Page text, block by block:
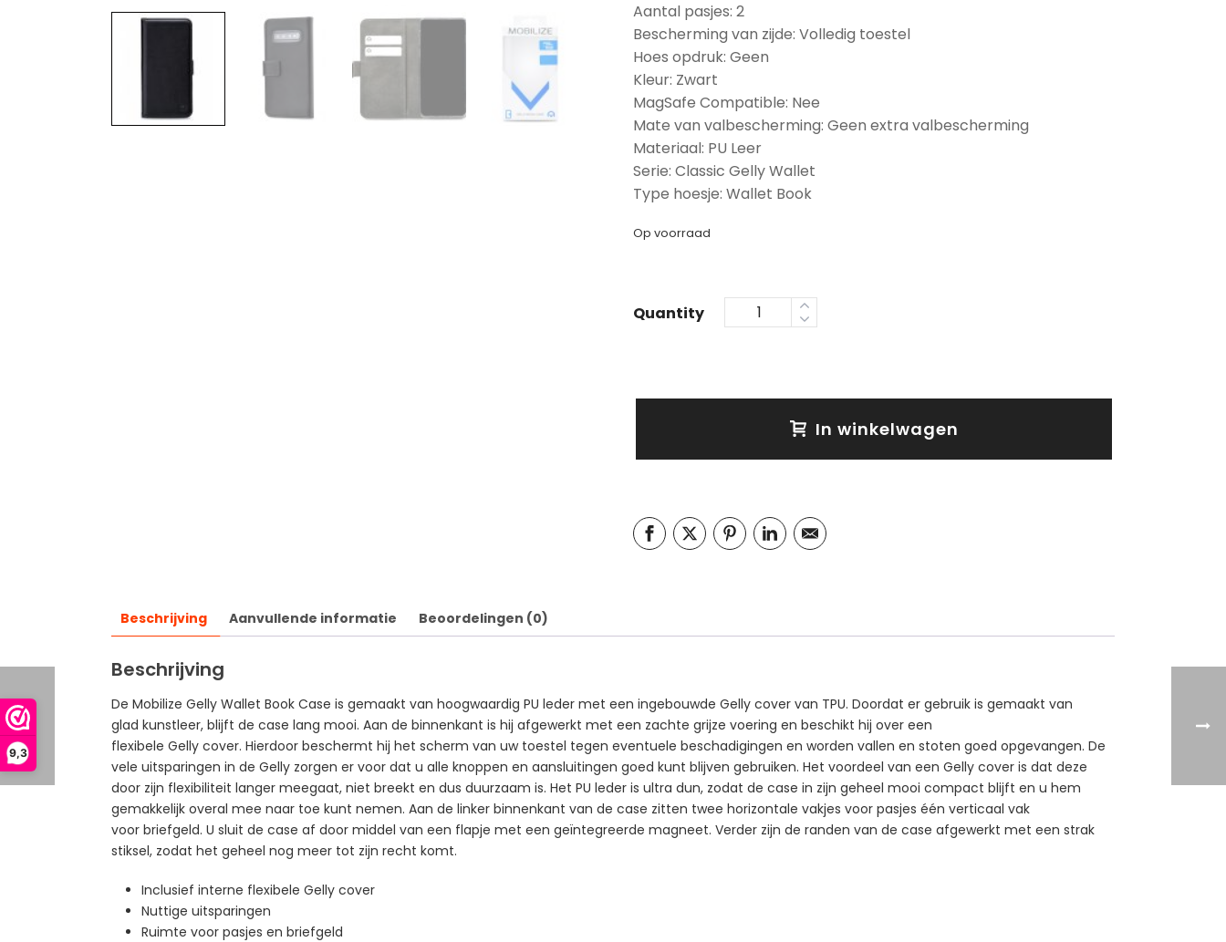
9,3
Aantal pasjes: 2
Bescherming van zijde: Volledig toestel
Hoes opdruk: Geen
Kleur: Zwart
MagSafe Compatible: Nee
Mate van valbescherming: Geen extra valbescherming
Materiaal: PU Leer
Serie: Classic Gelly Wallet
Type hoesje: Wallet Book
Op voorraad
Quantity
In winkelwagen
Beschrijving Aanvullende informatie Beoordelingen (0)
Beschrijving
De Mobilize Gelly Wallet Book Case is gemaakt van hoogwaardig PU leder met een ingebouwde Gelly cover van TPU. Doordat er gebruik is gemaakt van
glad kunstleer, blijft de case lang mooi. Aan de binnenkant is hij afgewerkt met een zachte grijze voering en beschikt hij over een
flexibele Gelly cover. Hierdoor beschermt hij het scherm van uw toestel tegen eventuele beschadigingen en worden vallen en stoten goed opgevangen. De
vele uitsparingen in de Gelly zorgen er voor dat u alle knoppen en aansluitingen goed kunt blijven gebruiken. Het voordeel van een Gelly cover is dat deze
door zijn flexibiliteit langer meegaat, niet breekt en dus duurzaam is. Het PU leder is ultra dun, zodat de case in zijn geheel mooi compact blijft en u hem
gemakkelijk overal mee naar toe kunt nemen. Aan de linker binnenkant van de case zitten twee horizontale vakjes voor pasjes één verticaal vak
voor briefgeld. U sluit de case af door middel van een flapje met een geïntegreerde magneet. Verder zijn de randen van de case afgewerkt met een strak
stiksel, zodat het geheel nog meer tot zijn recht komt.
Inclusief interne flexibele Gelly cover
Nuttige uitsparingen
Ruimte voor pasjes en briefgeld